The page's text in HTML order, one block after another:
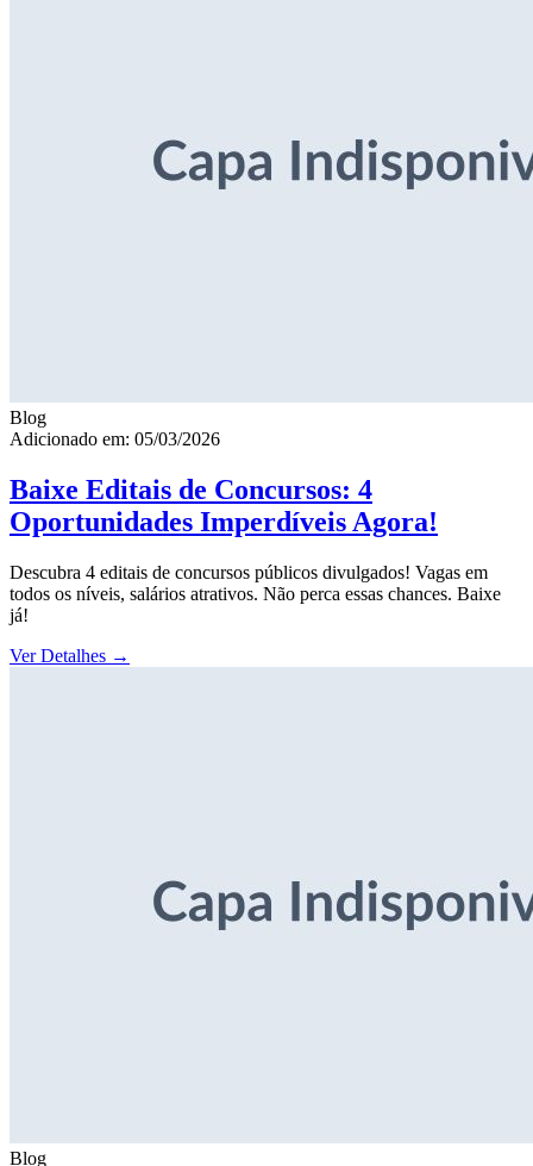
Blog
Adicionado em: 05/03/2026
Baixe Editais de Concursos: 4
Oportunidades Imperdíveis Agora!
Descubra 4 editais de concursos públicos divulgados! Vagas em
todos os níveis, salários atrativos. Não perca essas chances. Baixe
já!
Ver Detalhes →
Blog